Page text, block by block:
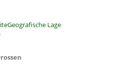
Geografische Lage